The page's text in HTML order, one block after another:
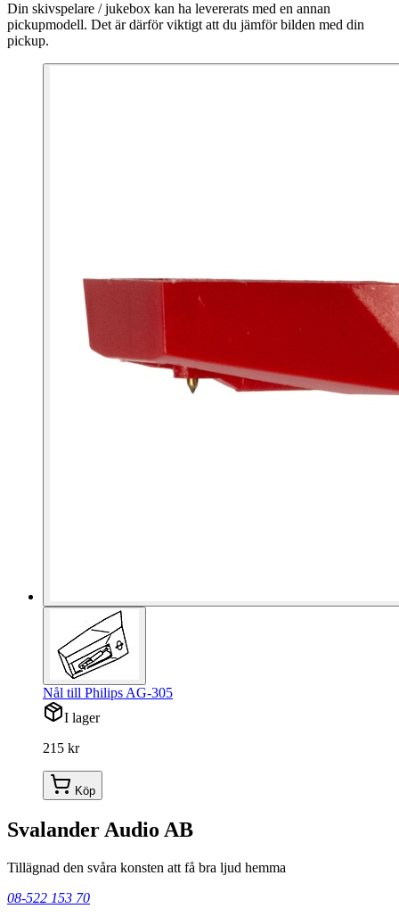
Din skivspelare / jukebox kan ha levererats med en annan
pickupmodell. Det är därför viktigt att du jämför bilden med din
pickup.
Nål till Philips AG-305
I lager
215 kr
Köp
Svalander Audio AB
Tillägnad den svåra konsten att få bra ljud hemma
08-522 153 70